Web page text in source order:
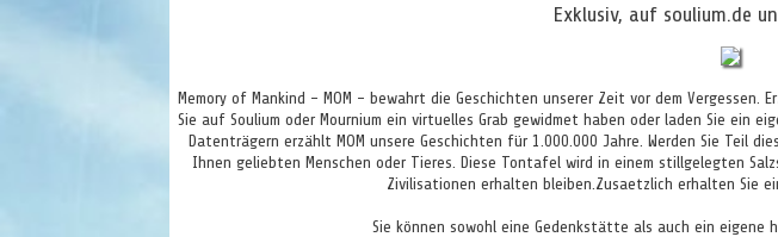
Exklusiv, auf soulium.de
Memory of Mankind - MOM - bewahrt die Geschichten unserer Zeit vor dem Vergessen.
Sie auf Soulium oder Mournium ein virtuelles Grab gewidmet haben oder laden Sie ein
Datenträgern erzählt MOM unsere Geschichten für 1.000.000 Jahre. Werden Sie Teil
Ihnen geliebten Menschen oder Tieres. Diese Tontafel wird in einem stillgelegten
Zivilisationen erhalten bleiben.Zusaetzlich erhalten Sie
Sie können sowohl eine Gedenkstätte als auch ein eigene